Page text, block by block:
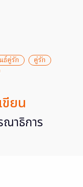
ธ์คู่รัก
คู่รัก
ยน
ณาธิการ